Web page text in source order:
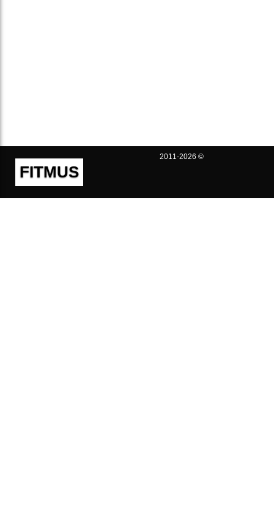
FITMUS
2011-2026 ©